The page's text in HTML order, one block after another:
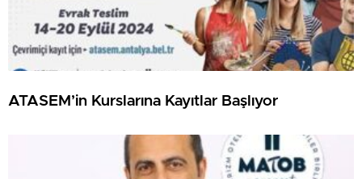
ATASEM’in Kurslarına Kayıtlar Başlıyor